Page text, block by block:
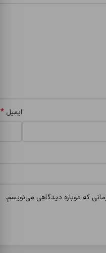
ایمیل *
که دوباره دیدگاهی می‌نویسم.